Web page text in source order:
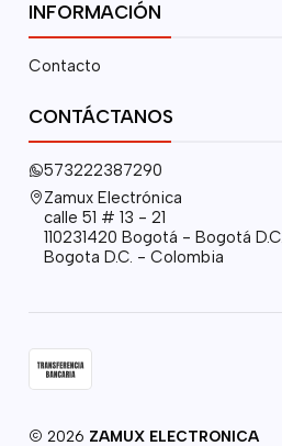
INFORMACIÓN
Contacto
CONTÁCTANOS
573222387290
Zamux Electrónica
calle 51 # 13 - 21
110231420 Bogotá - Bogotá D.C.
Bogota D.C. - Colombia
2026 ZAMUX ELECTRONICA